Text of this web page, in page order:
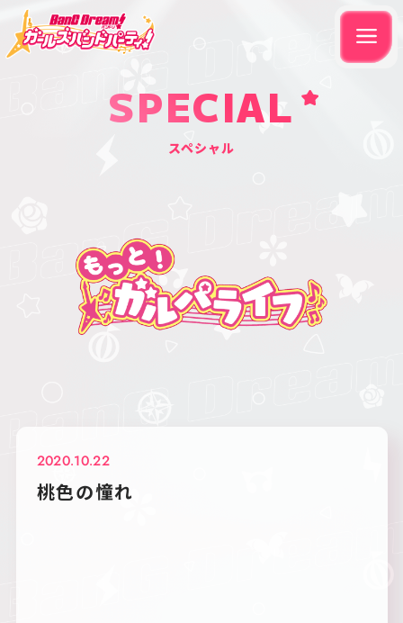
SPECIAL
スペシャル
2020.10.22
桃色の憧れ